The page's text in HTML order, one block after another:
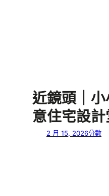
近鏡頭｜
意住宅設
2 月 15, 2026分數